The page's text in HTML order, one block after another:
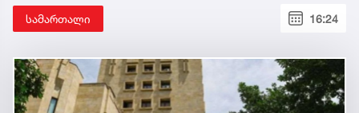
სამართალი 16:24